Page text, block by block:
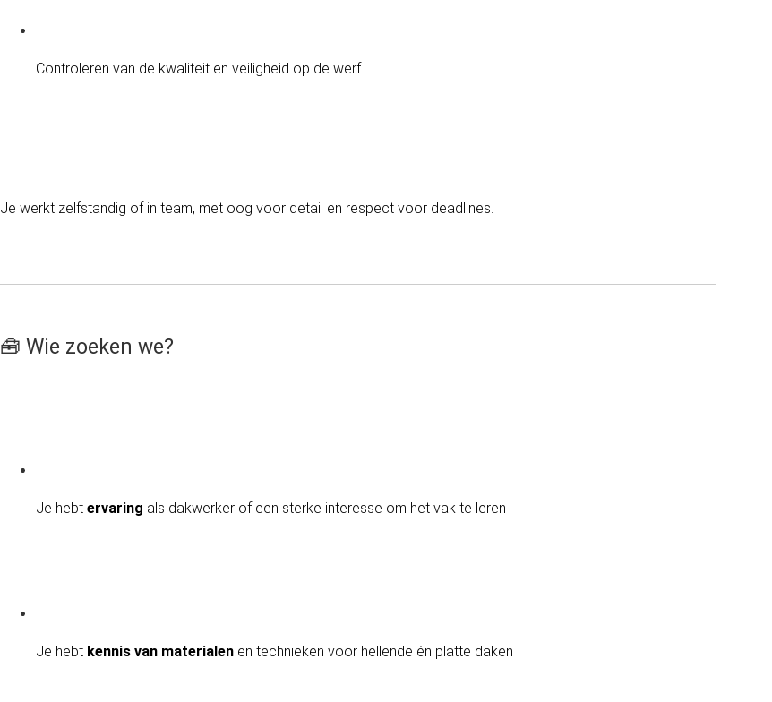
Controleren van de kwaliteit en veiligheid op de werf
Je werkt zelfstandig of in team, met oog voor detail en respect voor deadlines.
🧰 Wie zoeken we?
Je hebt ervaring als dakwerker of een sterke interesse om het vak te leren
Je hebt kennis van materialen en technieken voor hellende én platte daken